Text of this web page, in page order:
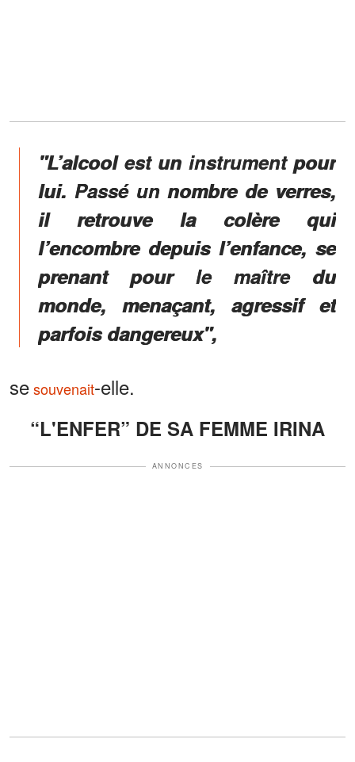
"L’alcool est un instrument pour
lui. Passé un nombre de verres,
il retrouve la colère qui
l’encombre depuis l’enfance, se
prenant pour le maître du
monde, menaçant, agressif et
parfois dangereux",
sesouvenait-elle.
“L'ENFER” DE SA FEMME IRINA
ANNONCES